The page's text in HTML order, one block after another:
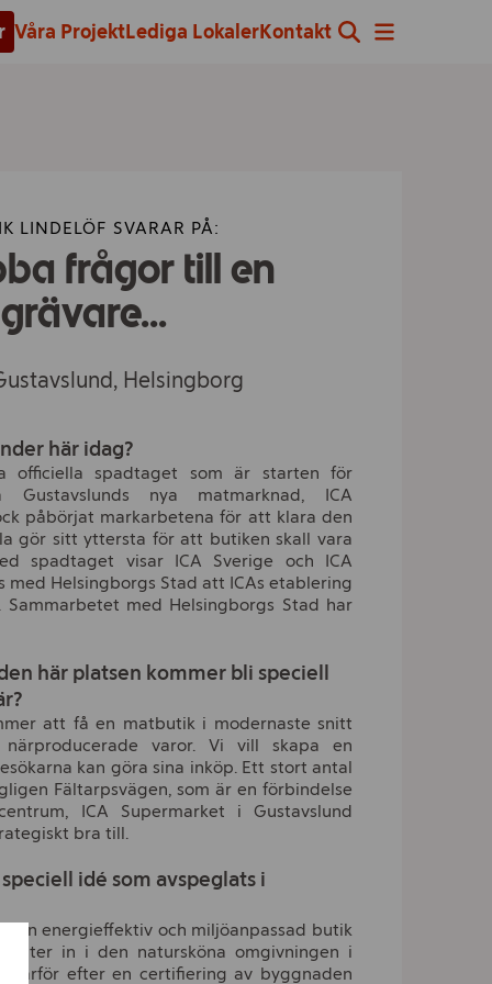
Våra ProjektLediga LokalerKontakt
LINDELÖF SVARAR PÅ:
frågor till en
grävare...
Helsingborg
här idag?
spadtaget som är starten för
nya matmarknad, ICA
påbörjat markarbetena för att klara den
gör sitt yttersta för att butiken skall vara
spadtaget visar ICA Sverige och ICA
med Helsingborgs Stad att ICAs etablering
med Helsingborgs Stad har
här platsen kommer bli speciell
att få en matbutik i modernaste snitt
varor. Vi vill skapa en
kan göra sina inköp. Ett stort antal
Fältarpsvägen, som är en förbindelse
ICA Supermarket i Gustavslund
bra till.
idé som avspeglats i
en energieffektiv och miljöanpassad butik
in i den natursköna omgivningen i
därför efter en certifiering av byggnaden